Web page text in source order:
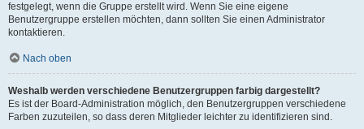
festgelegt, wenn die Gruppe erstellt wird. Wenn Sie eine eigene
Benutzergruppe erstellen möchten, dann sollten Sie einen Administrator
kontaktieren.
Nach oben
Weshalb werden verschiedene Benutzergruppen farbig dargestellt?
Es ist der Board-Administration möglich, den Benutzergruppen verschiedene
Farben zuzuteilen, so dass deren Mitglieder leichter zu identifizieren sind.